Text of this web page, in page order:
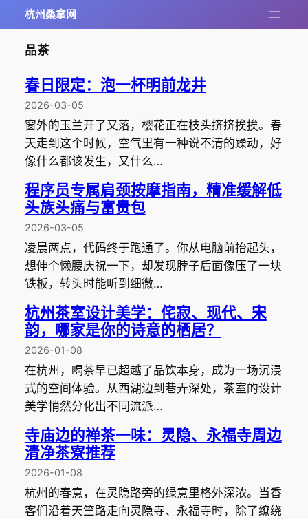
杭州桑拿网
品茶
春日限定：泡一杯明前龙井
2026-03-05
窗外的玉兰开了又落，樱花正在枝头挤挤挨挨。春
天走到这个时候，空气里有一种说不清的躁动，好
像什么都该发生，又什么…
程序员专属肩颈按摩指南，精准缓解低
头族头痛与富贵包
2026-03-05
凌晨两点，代码终于跑通了。你从电脑前抬起头，
想伸个懒腰庆祝一下，却发现脖子后面像压了一块
铁板，转头时能听到细微…
杭州茶室设计美学：侘寂、现代、宋
韵，哪家是你的诗意的栖居？
2026-01-08
在杭州，喝茶早已超越了品饮本身，成为一场沉浸
式的空间体验。从西湖边到巷弄深处，茶室的设计
美学悄然分化出不同流派…
寺庙边的禅茶一味：灵隐、永福寺周边
清净茶寮推荐
2026-01-08
杭州的春意，在灵隐路旁的绿意里格外深浓。当香
客们沿着天竺路走向灵隐寺、永福寺时，除了缭绕